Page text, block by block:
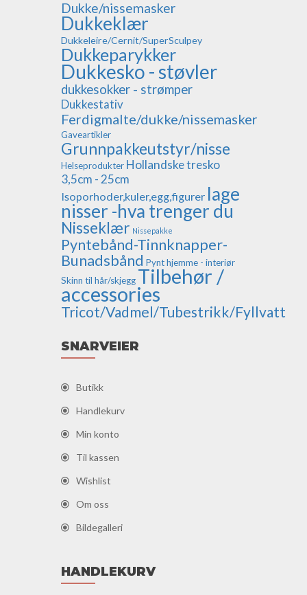
Dukke/nissemasker
Dukkeklær
Dukkeleire/Cernit/SuperSculpey
Dukkeparykker
Dukkesko - støvler
dukkesokker - strømper
Dukkestativ
Ferdigmalte/dukke/nissemasker
Gaveartikler
Grunnpakkeutstyr/nisse
Helseprodukter Hollandske tresko
3,5cm - 25cm
Isoporhoder,kuler,egg,figurer lage
nisser -hva trenger du
Nisseklær Nissepakke
Pyntebånd-Tinnknapper-
Bunadsbånd Pynt hjemme - interiør
Skinn til hår/skjegg Tilbehør /
accessories
Tricot/Vadmel/Tubestrikk/Fyllvatt
SNARVEIER
Butikk
Handlekurv
Min konto
Til kassen
Wishlist
Om oss
Bildegalleri
HANDLEKURV